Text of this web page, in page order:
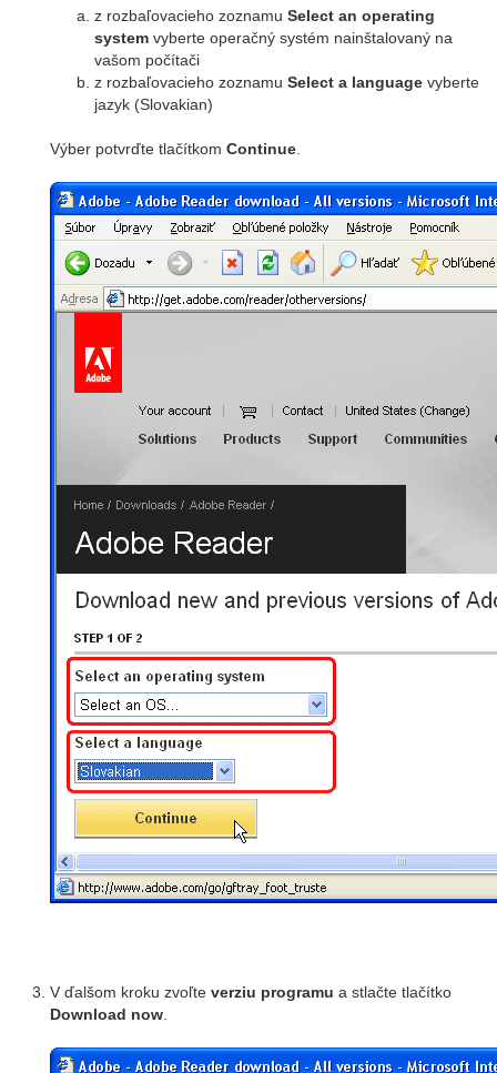
z rozbaľovacieho zoznamu Select an operating
system vyberte operačný systém nainštalovaný na
vašom počítači
z rozbaľovacieho zoznamu Select a language vyberte
jazyk (Slovakian)
Výber potvrďte tlačítkom Continue
V ďalšom kroku zvoľte verziu programu a stlačte tlačítko
Download now